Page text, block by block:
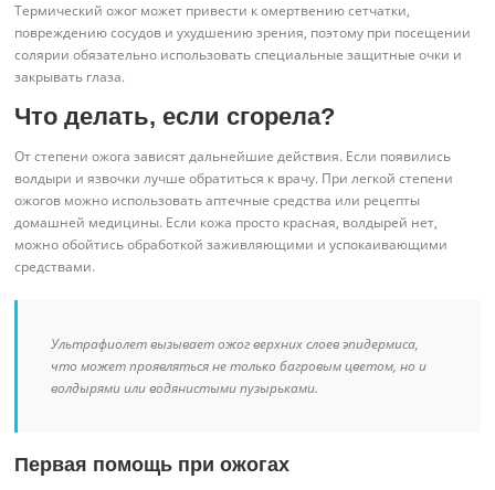
Термический ожог может привести к омертвению сетчатки,
повреждению сосудов и ухудшению зрения, поэтому при посещении
солярии обязательно использовать специальные защитные очки и
закрывать глаза.
Что делать, если сгорела?
От степени ожога зависят дальнейшие действия. Если появились
волдыри и язвочки лучше обратиться к врачу. При легкой степени
ожогов можно использовать аптечные средства или рецепты
домашней медицины. Если кожа просто красная, волдырей нет,
можно обойтись обработкой заживляющими и успокаивающими
средствами.
Ультрафиолет вызывает ожог верхних слоев эпидермиса,
что может проявляться не только багровым цветом, но и
волдырями или водянистыми пузырьками.
Первая помощь при ожогах